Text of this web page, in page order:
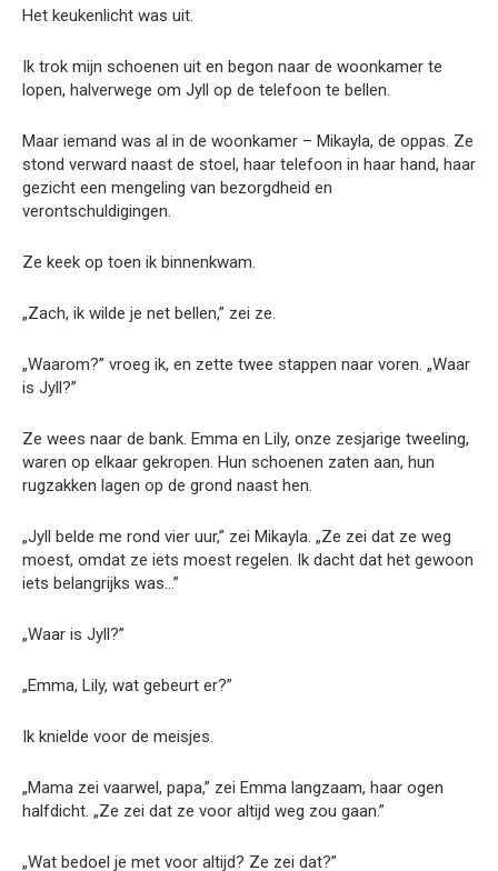
Het keukenlicht was uit.
Ik trok mijn schoenen uit en begon naar de woonkamer te
lopen, halverwege om Jyll op de telefoon te bellen.
Maar iemand was al in de woonkamer – Mikayla, de oppas. Ze
stond verward naast de stoel, haar telefoon in haar hand, haar
gezicht een mengeling van bezorgdheid en
verontschuldigingen.
Ze keek op toen ik binnenkwam.
„Zach, ik wilde je net bellen,” zei ze.
„Waarom?” vroeg ik, en zette twee stappen naar voren. „Waar
is Jyll?”
Ze wees naar de bank. Emma en Lily, onze zesjarige tweeling,
waren op elkaar gekropen. Hun schoenen zaten aan, hun
rugzakken lagen op de grond naast hen.
„Jyll belde me rond vier uur,” zei Mikayla. „Ze zei dat ze weg
moest, omdat ze iets moest regelen. Ik dacht dat het gewoon
iets belangrijks was…”
„Waar is Jyll?”
„Emma, Lily, wat gebeurt er?”
Ik knielde voor de meisjes.
„Mama zei vaarwel, papa,” zei Emma langzaam, haar ogen
halfdicht. „Ze zei dat ze voor altijd weg zou gaan.”
„Wat bedoel je met voor altijd? Ze zei dat?”